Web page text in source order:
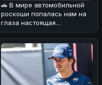
🚗 В мире автомобильной
роскоши попалась нам на
глаза настоящая
жемчужина! 💎Cadillac CTS
2008 года